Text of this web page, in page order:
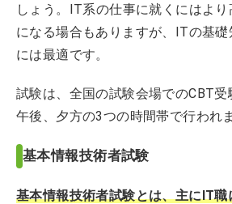
しょう。IT系の仕事に就くにはよ
になる場合もありますが、ITの基
には最適です。
試験は、全国の試験会場でのCBT受
午後、夕方の3つの時間帯で行われま
基本情報技術者試験
基本情報技術者試験とは、主にIT職